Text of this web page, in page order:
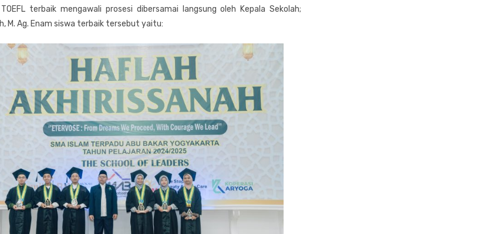
terbaik mengawali prosesi dibersamai langsung oleh Kepala Sekolah;
M. Ag. Enam siswa terbaik tersebut yaitu: